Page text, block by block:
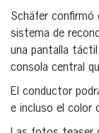
Schäfer confirmó
sistema de
una pantalla
consola central
El conductor
e incluso el color